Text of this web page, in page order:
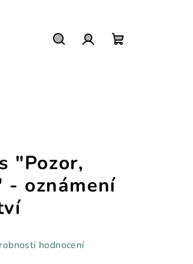
"Pozor,
- oznámení
hodnocení